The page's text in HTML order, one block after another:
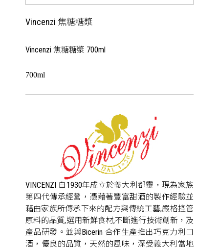
Vincenzi 焦糖糖漿
Vincenzi 焦糖糖漿 700ml
700ml
VINCENZI 自1930年成立於義大利都靈，現為家族
第四代傳承經營，憑藉著豐富甜酒的製作經驗並
藉由家族所傳承下來的配方與傳統工藝,嚴格控管
原料的品質,選用新鮮食材,不斷進行技術創新，及
產品研發。並與Bicerin 合作生產推出巧克力利口
酒，優良的品質，天然的風味，深受義大利當地